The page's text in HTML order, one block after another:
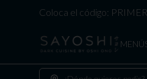
Coloca el código:
MENÚ